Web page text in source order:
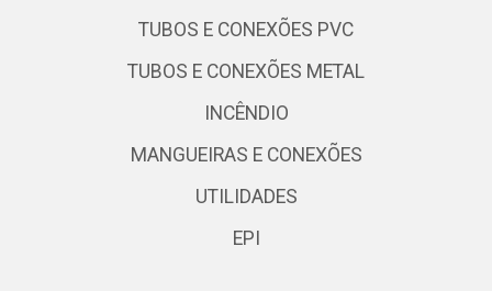
TUBOS E CONEXÕES PVC
TUBOS E CONEXÕES METAL
INCÊNDIO
MANGUEIRAS E CONEXÕES
UTILIDADES
EPI